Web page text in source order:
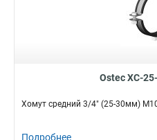
Ostec ХС-
Хомут средний 3/4" (25-30мм)
Подробнее